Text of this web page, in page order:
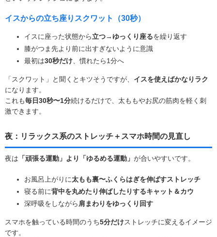
イスからの立ち座りスクワット（30秒）
イスに座った状態から立つ→ゆっくり座るを繰り返す
膝がつま先より前に出すぎないように意識
最初は30秒だけ 、慣れたら1分へ
「スクワット」と聞くとキツそうですが、 イスを使えばかなりラク
になります。
これも毎日30秒〜1分続けるだけで、太ももやお尻の筋肉を軽く刺
激できます。
夜：リラックス系のストレッチ＋スマホ時間の見直し
夜は 「頑張る運動」より「ゆるめる運動」 が合いやすいです。
お風呂上がりに太もも裏〜ふくらはぎを伸ばすストレッチ
寝る前に背中を丸めたり伸ばしたりするキャット＆カウ
深呼吸をしながら 肩まわりをゆっくり回す
スマホを触っている時間のうち5分だけストレッチに変えるイメージ
です。